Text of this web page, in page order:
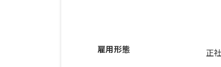
雇用形態 正